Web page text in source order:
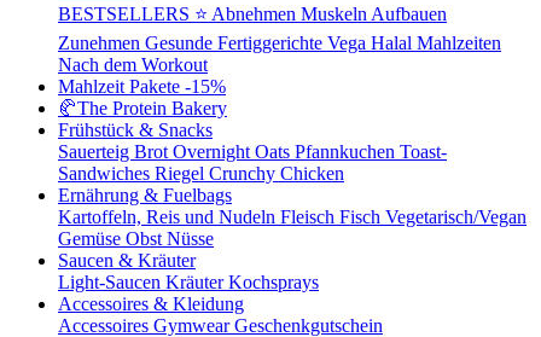
BESTSELLERS ⭐ Abnehmen Muskeln Aufbauen
Zunehmen Gesunde Fertiggerichte Vega Halal Mahlzeiten
Nach dem Workout
Mahlzeit Pakete -15%
🥐The Protein Bakery
Frühstück & Snacks
Sauerteig Brot Overnight Oats Pfannkuchen Toast-
Sandwiches Riegel Crunchy Chicken
Ernährung & Fuelbags
Kartoffeln, Reis und Nudeln Fleisch Fisch Vegetarisch/Vegan
Gemüse Obst Nüsse
Saucen & Kräuter
Light-Saucen KräuterKochsprays
Accessoires & Kleidung
Accessoires GymwearGeschenkgutschein